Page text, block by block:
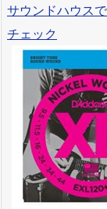
サウンドハウス
チェック